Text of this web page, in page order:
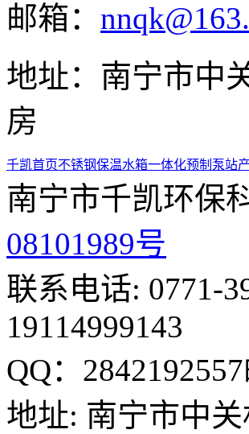
邮箱：
地址：南宁市中
房
千凯首页不锈钢保温水箱一体化预制泵站
南宁市千凯环保
08101989号
联系电话: 0771-
19114999143
QQ：2842192557
地址: 南宁市中